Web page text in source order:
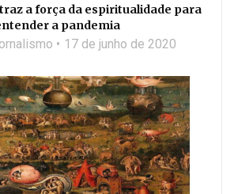
a força da espiritualidade para
a pandemia
17 de junho de 2020